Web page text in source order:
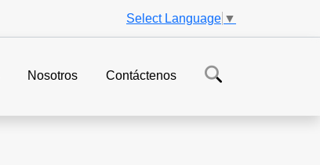
Select Language ▼
Nosotros Contáctenos